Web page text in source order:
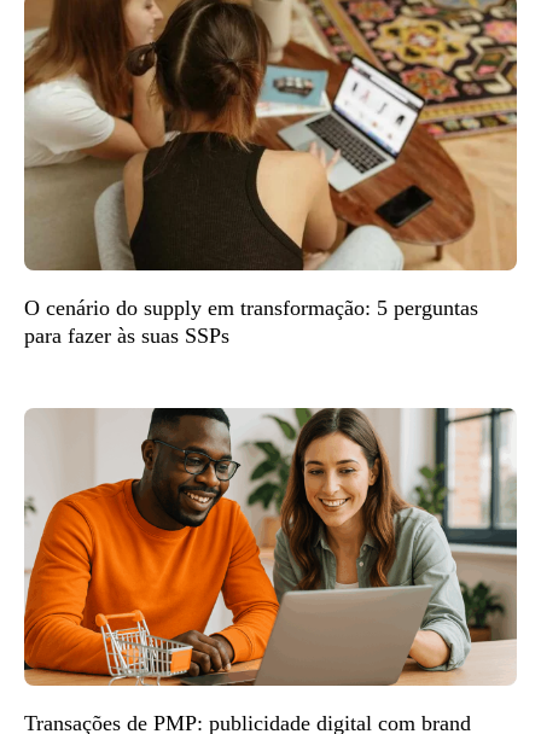
O cenário do supply em transformação: 5 perguntas
para fazer às suas SSPs
Transações de PMP: publicidade digital com brand